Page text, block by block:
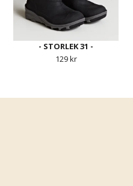
- STORLEK 31 -
129 kr